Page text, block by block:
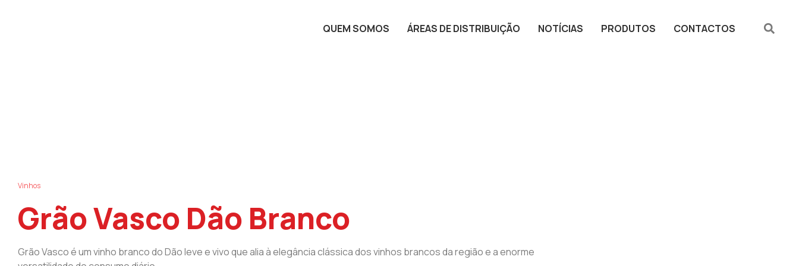
QUEM SOMOS ÁREAS DE DISTRIBUIÇÃO NOTÍCIAS PRODUTOS CONTACTOS
Vinhos
Grão Vasco Dão Branco
Grão Vasco é um vinho branco do Dão leve e vivo que alia à elegância clássica dos vinhos brancos da região e a enorme